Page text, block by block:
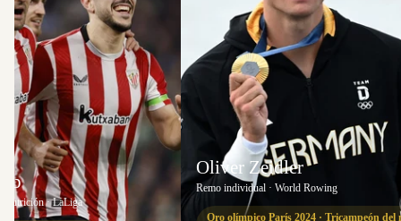
nutrición · LaLiga
Oliver Zeidler
Remo individual · World Rowing
Oro olímpico París 2024 · Tricampeón del